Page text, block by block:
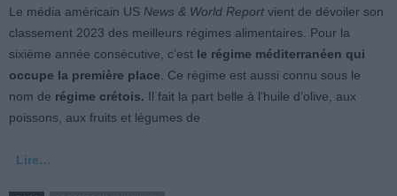
Le média américain US News & World Report vient de dévoiler son
classement 2023 des meilleurs régimes alimentaires. Pour la
sixième année consécutive, c’est le régime méditerranéen qui
occupe la première place. Ce régime est aussi connu sous le
nom de régime crétois. Il fait la part belle à l’huile d’olive, aux
poissons, aux fruits et légumes de
Lire…